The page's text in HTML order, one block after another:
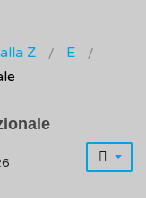
Z
E